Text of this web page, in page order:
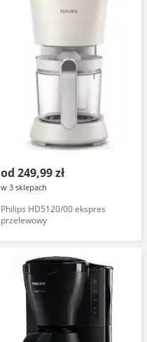
od 249,99 zł
w 3 sklepach
Philips HD5120/00 ekspres
przelewowy